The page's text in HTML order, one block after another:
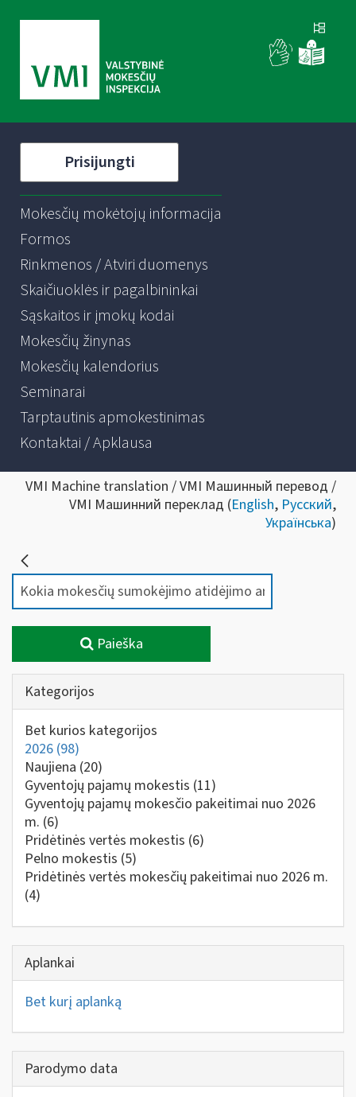
Prisijungti
Mokesčių mokėtojų informacija
Formos
Rinkmenos / Atviri duomenys
Skaičiuoklės ir pagalbininkai
Sąskaitos ir įmokų kodai
Mokesčių žinynas
Mokesčių kalendorius
Seminarai
Tarptautinis apmokestinimas
Kontaktai / Apklausa
VMI Machine translation / VMI Машинный перевод /
VMI Машинний переклад (English, Русский,
Українська)
Paieška
Kategorijos
Bet kurios kategorijos
2026 (98)
Naujiena (20)
Gyventojų pajamų mokestis (11)
Gyventojų pajamų mokesčio pakeitimai nuo 2026
m. (6)
Pridėtinės vertės mokestis (6)
Pelno mokestis (5)
Pridėtinės vertės mokesčių pakeitimai nuo 2026 m.
(4)
Aplankai
Bet kurį aplanką
Parodymo data